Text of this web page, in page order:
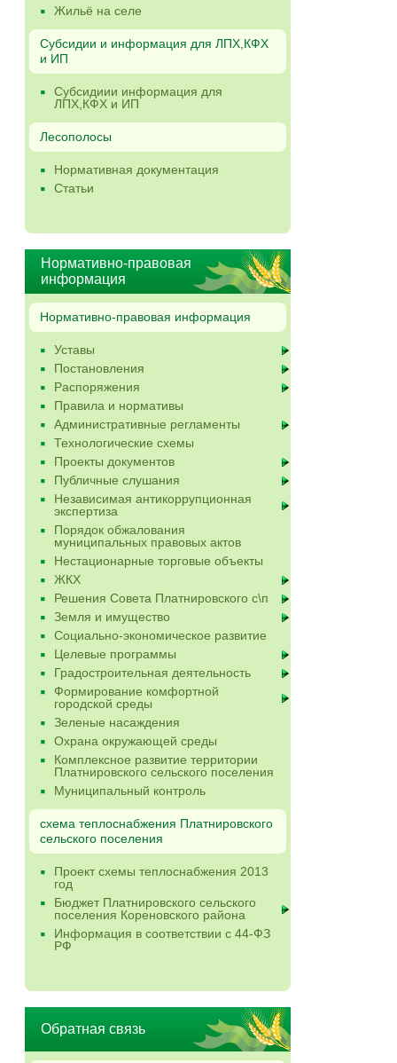
Жильё на селе
Субсидии и информация для ЛПХ,КФХ
и ИП
Субсидиии информация для
ЛПХ,КФХ и ИП
Лесополосы
Нормативная документация
Статьи
Нормативно-правовая
информация
Нормативно-правовая информация
Уставы
Постановления
Распоряжения
Правила и нормативы
Административные регламенты
Технологические схемы
Проекты документов
Публичные слушания
Независимая антикоррупционная
экспертиза
Порядок обжалования
муниципальных правовых актов
Нестационарные торговые объекты
ЖКХ
Решения Совета Платнировского с\п
Земля и имущество
Социально-экономическое развитие
Целевые программы
Градостроительная деятельность
Формирование комфортной
городской среды
Зеленые насаждения
Охрана окружающей среды
Комплексное развитие территории
Платнировского сельского поселения
Муниципальный контроль
схема теплоснабжения Платнировского
сельского поселения
Проект схемы теплоснабжения 2013
год
Бюджет Платнировского сельского
поселения Кореновского района
Информация в соответствии с 44-ФЗ
РФ
Обратная связь